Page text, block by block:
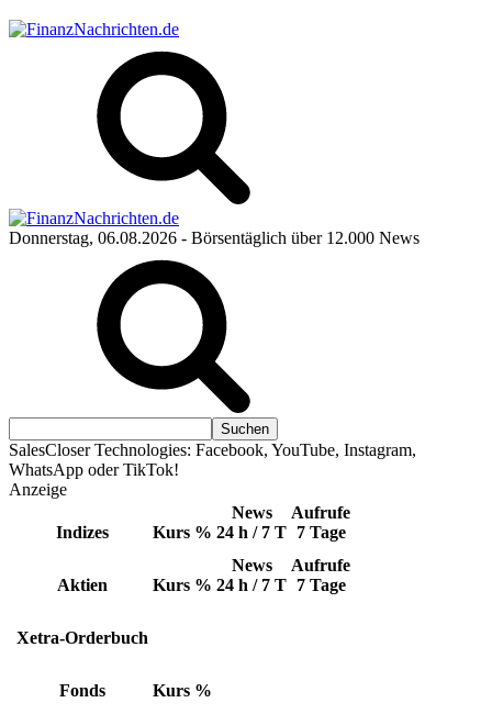
Donnerstag, 06.08.2026 - Börsentäglich über 12.000 News
SalesCloser Technologies: Facebook, YouTube, Instagram,
WhatsApp oder TikTok!
Anzeige
Indizes Kurs %
News
24 h / 7 T
Aufrufe
7 Tage
Aktien Kurs %
News
24 h / 7 T
Aufrufe
7 Tage
Xetra-Orderbuch
Fonds Kurs %